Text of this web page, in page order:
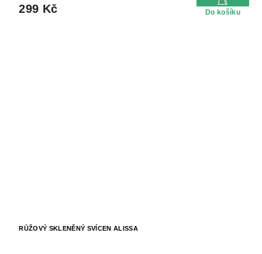
299 Kč Do košíku
RŮŽOVÝ SKLENĚNÝ SVÍCEN ALISSA